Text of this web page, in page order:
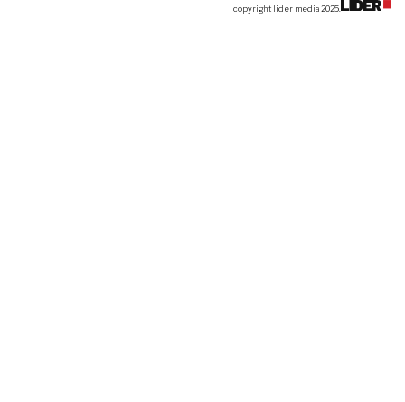
copyright lider media 2025.